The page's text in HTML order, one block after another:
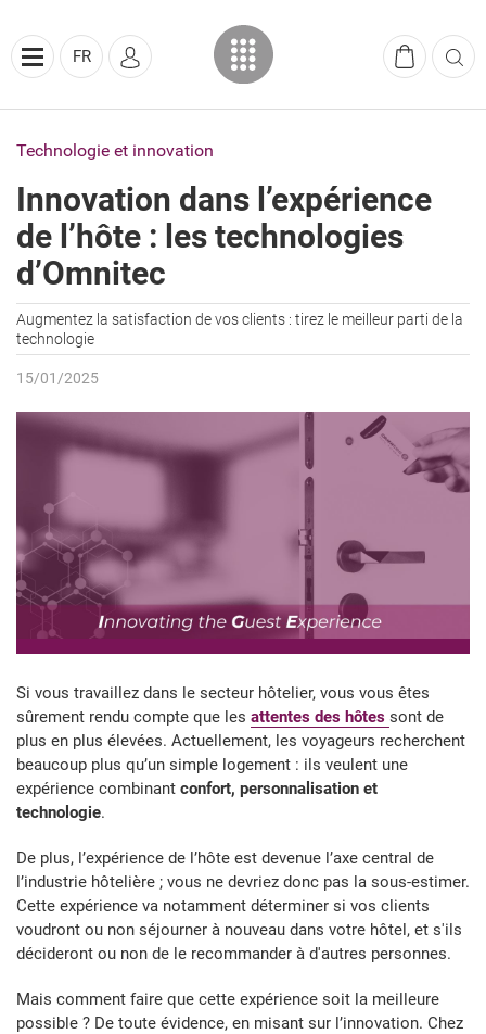
FR
Technologie et innovation
Innovation dans l’expérience
de l’hôte : les technologies
d’Omnitec
Augmentez la satisfaction de vos clients : tirez le meilleur parti de la
technologie
15/01/2025
Si vous travaillez dans le secteur hôtelier, vous vous êtes
sûrement rendu compte que les attentes des hôtes sont de
plus en plus élevées. Actuellement, les voyageurs recherchent
beaucoup plus qu’un simple logement : ils veulent une
expérience combinant confort, personnalisation et
technologie.
De plus, l’expérience de l’hôte est devenue l’axe central de
l’industrie hôtelière ; vous ne devriez donc pas la sous-estimer.
Cette expérience va notamment déterminer si vos clients
voudront ou non séjourner à nouveau dans votre hôtel, et s'ils
décideront ou non de le recommander à d'autres personnes.
Mais comment faire que cette expérience soit la meilleure
possible ? De toute évidence, en misant sur l’innovation. Chez